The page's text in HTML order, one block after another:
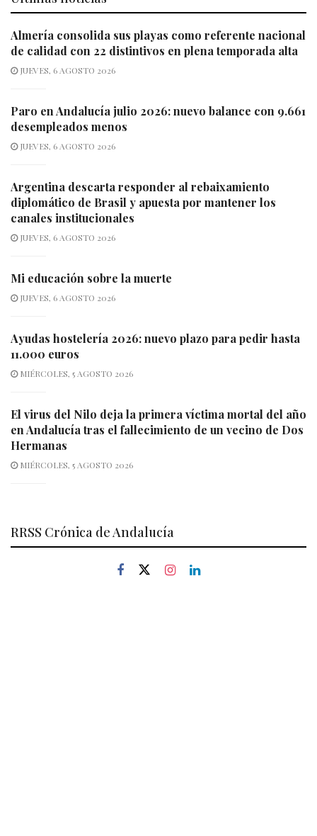
Almería consolida sus playas como referente nacional
de calidad con 22 distintivos en plena temporada alta
JUEVES, 6 AGOSTO 2026
Paro en Andalucía julio 2026: nuevo balance con 9.661
desempleados menos
JUEVES, 6 AGOSTO 2026
Argentina descarta responder al rebaixamiento
diplomático de Brasil y apuesta por mantener los
canales institucionales
JUEVES, 6 AGOSTO 2026
Mi educación sobre la muerte
JUEVES, 6 AGOSTO 2026
Ayudas hostelería 2026: nuevo plazo para pedir hasta
11.000 euros
MIÉRCOLES, 5 AGOSTO 2026
El virus del Nilo deja la primera víctima mortal del año
en Andalucía tras el fallecimiento de un vecino de Dos
Hermanas
MIÉRCOLES, 5 AGOSTO 2026
RRSS Crónica de Andalucía